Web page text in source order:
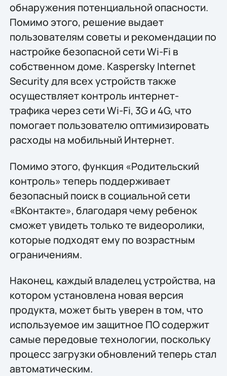
обнаружения потенциальной опасности.
Помимо этого, решение выдает
пользователям советы и рекомендации по
настройке безопасной сети Wi-Fi в
собственном доме. Kaspersky Internet
Security для всех устройств также
осуществляет контроль интернет-
трафика через сети Wi-Fi, 3G и 4G, что
помогает пользователю оптимизировать
расходы на мобильный Интернет.
Помимо этого, функция «Родительский
контроль» теперь поддерживает
безопасный поиск в социальной сети
«ВКонтакте», благодаря чему ребенок
сможет увидеть только те видеоролики,
которые подходят ему по возрастным
ограничениям.
Наконец, каждый владелец устройства, на
котором установлена новая версия
продукта, может быть уверен в том, что
используемое им защитное ПО содержит
самые передовые технологии, поскольку
процесс загрузки обновлений теперь стал
автоматическим.